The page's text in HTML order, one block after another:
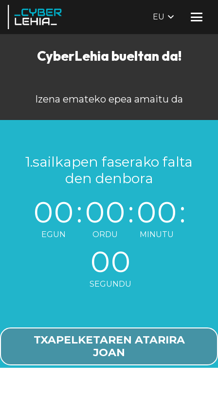
EU
CyberLehia bueltan da!
Izena emateko epea amaitu da
1.sailkapen faserako falta
den denbora
00
EGUN
:00
ORDU
:00
MINUTU
:
00
SEGUNDU
TXAPELKETAREN ATARIRA
JOAN